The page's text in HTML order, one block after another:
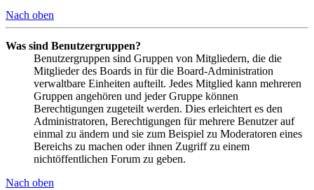
Nach oben
Was sind Benutzergruppen?
Benutzergruppen sind Gruppen von Mitgliedern, die die
Mitglieder des Boards in für die Board-Administration
verwaltbare Einheiten aufteilt. Jedes Mitglied kann mehreren
Gruppen angehören und jeder Gruppe können
Berechtigungen zugeteilt werden. Dies erleichtert es den
Administratoren, Berechtigungen für mehrere Benutzer auf
einmal zu ändern und sie zum Beispiel zu Moderatoren eines
Bereichs zu machen oder ihnen Zugriff zu einem
nichtöffentlichen Forum zu geben.
Nach oben